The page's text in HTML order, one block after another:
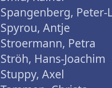
Spangenberg, Peter-
Spyrou, Antje
Stroermann, Petra
Ströh, Hans-Joachim
Stuppy, Axel